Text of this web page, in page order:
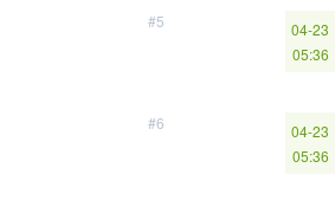
#5
04-23
05:36
#6
04-23
05:36